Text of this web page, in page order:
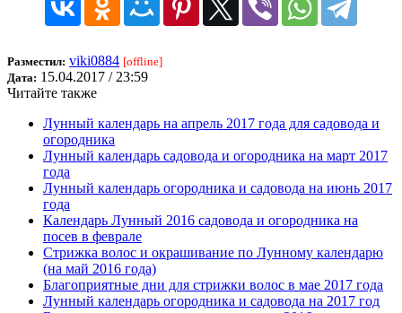
Разместил: viki0884 [offline]
Дата: 15.04.2017 / 23:59
Читайте также
Лунный календарь на апрель 2017 года для садовода и
огородника
Лунный календарь садовода и огородника на март 2017
года
Лунный календарь огородника и садовода на июнь 2017
года
Календарь Лунный 2016 садовода и огородника на
посев в феврале
Стрижка волос и окрашивание по Лунному календарю
(на май 2016 года)
Благоприятные дни для стрижки волос в мае 2017 года
Лунный календарь огородника и садовода на 2017 год